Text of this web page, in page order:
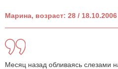
Марина, возраст: 28 / 18.10.2006
Месяц назад обливаясь слезами